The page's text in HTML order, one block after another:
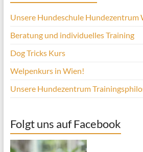
Unsere Hundeschule Hundezentrum
Beratung und individuelles Training
Dog Tricks Kurs
Welpenkurs in Wien!
Unsere Hundezentrum
Folgt uns auf Facebook